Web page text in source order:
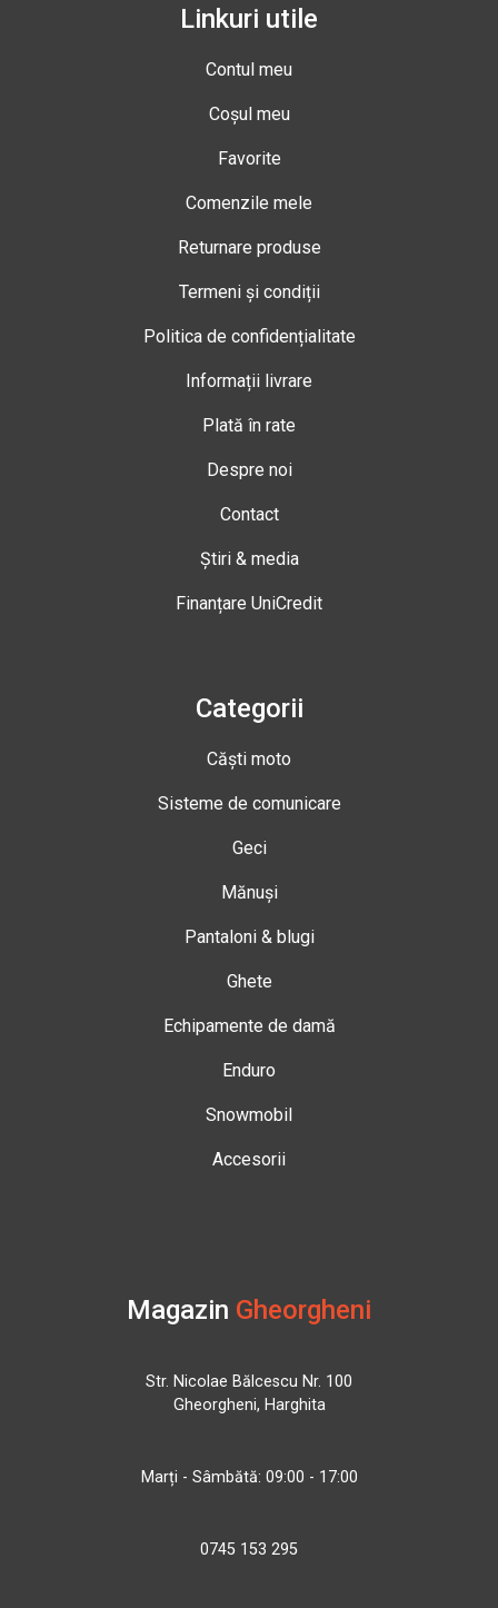
Linkuri utile
Contul meu
Coșul meu
Favorite
Comenzile mele
Returnare produse
Termeni și condiții
Politica de confidențialitate
Informații livrare
Plată în rate
Despre noi
Contact
Știri & media
Finanțare UniCredit
Categorii
Căști moto
Sisteme de comunicare
Geci
Mănuși
Pantaloni & blugi
Ghete
Echipamente de damă
Enduro
Snowmobil
Accesorii
Magazin Gheorgheni
Str. Nicolae Bălcescu Nr. 100
Gheorgheni, Harghita
Marți - Sâmbătă: 09:00 - 17:00
0745 153 295